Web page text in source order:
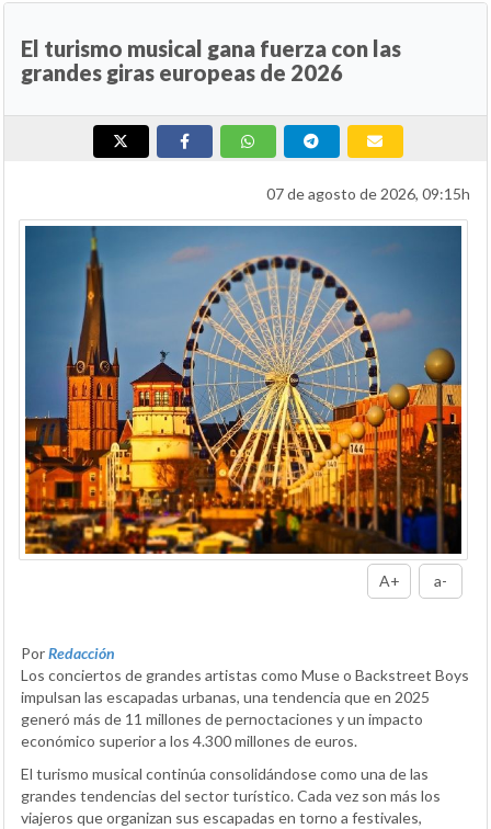
El turismo musical gana fuerza con las
grandes giras europeas de 2026
07 de agosto de 2026, 09:15h
A+ a-
PorRedacción
Los conciertos de grandes artistas como Muse o Backstreet Boys
impulsan las escapadas urbanas, una tendencia que en 2025
generó más de 11 millones de pernoctaciones y un impacto
económico superior a los 4.300 millones de euros.
El turismo musical continúa consolidándose como una de las
grandes tendencias del sector turístico. Cada vez son más los
viajeros que organizan sus escapadas en torno a festivales,